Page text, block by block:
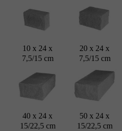
10 x 24 x
7,5/15 cm
20 x 24 x
7,5/15 cm
40 x 24 x
15/22,5 cm
50 x 24 x
15/22,5 cm